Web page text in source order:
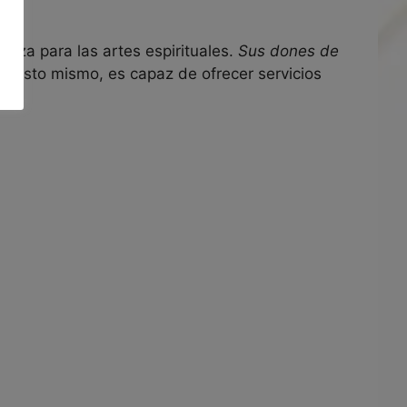
para las artes espirituales. Sus dones de
esto mismo, es capaz de ofrecer servicios